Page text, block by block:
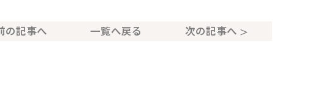
の記事へ 一覧へ戻る 次の記事へ